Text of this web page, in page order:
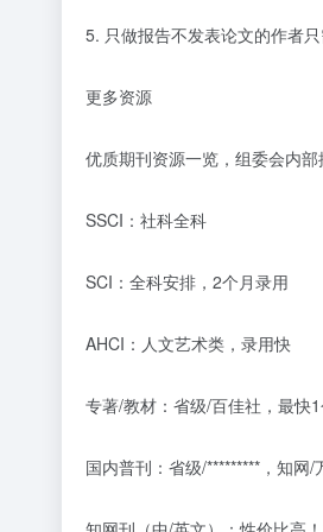
5. 只做报告不发表论文的作者只
更多资源
优质期刊资源一览，组委会内
SSCI：社科全科
SCI：全科安排，2个月录用
AHCI：人文艺术类，录用快
专著/教材：省级/百佳社，最快
国内普刊：省级/*********，知网/